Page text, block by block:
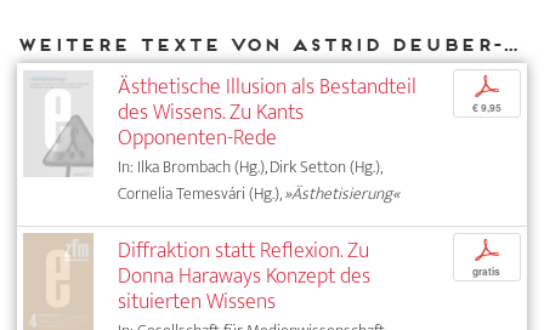
Weitere Texte von Astrid Deuber-Mankowsky bei DIAPHANES
Ästhetische Illusion als Bestandteil
des Wissens. Zu Kants
Opponenten-Rede
In: Ilka Brombach (Hg.), Dirk Setton (Hg.),
Cornelia Temesvári (Hg.),»Ästhetisierung«
p
€ 9,95
Diffraktion statt Reflexion. Zu
Donna Haraways Konzept des
situierten Wissens
p
gratis